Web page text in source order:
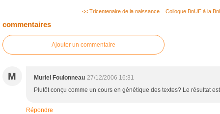
<< Tricentenaire de la naissance... Colloque BnUE à la
commentaires
Ajouter un commentaire
M Muriel Foulonneau 27/12/2006 16:31
Plutôt conçu comme un cours en génétique des textes? Le résultat
Répondre